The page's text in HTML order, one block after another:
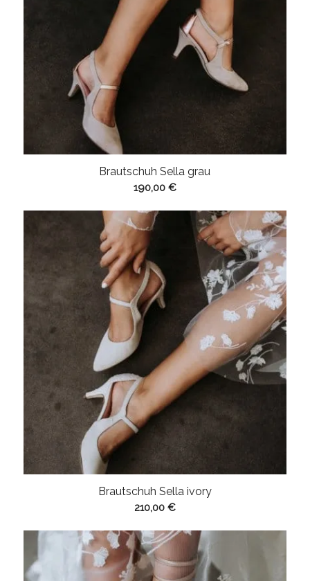
Brautschuh Sella grau
190,00 €
Brautschuh Sella ivory
210,00 €